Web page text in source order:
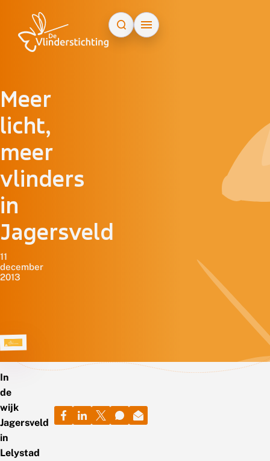
Meer
licht,
meer
vlinders
in
Jagersveld
11
december
2013
In
de
wijk
Jagersveld
in
Lelystad